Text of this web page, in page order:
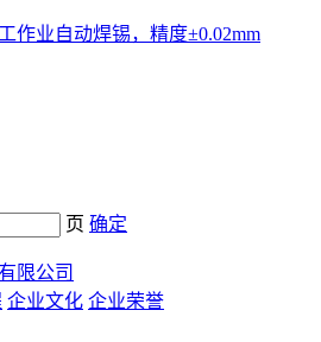
作业自动焊锡，精度±0.02mm
页 确定
限公司
企业文化 企业荣誉